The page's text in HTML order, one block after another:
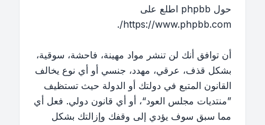
حول phpbb اطلع على
https://www.phpbb.com/
.
أن توافق أنك لن تنشر مواد مهينة، فاحشة، سوقية،
بشكل قذف، عرقي، مهدد، جنسي أو أي نوع يخالف
القانون المتبع في دولتك أو الدولة حيث تستظيف
”منتديات مجلس العود“، أو أي قانون دولي. فعل أي
مما سبق سوف يؤدي إلى وقفك وإزالتك بشكل